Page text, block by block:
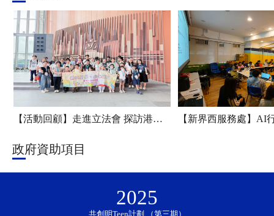
【活動回顧】走進立法會 探訪港科大——新家園協會「香江研學・少年探知」香港一日團圓滿舉行
政府資助項目
2025
共創明Teen計劃 （第三期）